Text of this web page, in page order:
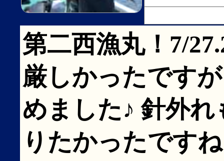
第二西漁丸！7/
厳しかったです
めました♪ 針外
りたかったです